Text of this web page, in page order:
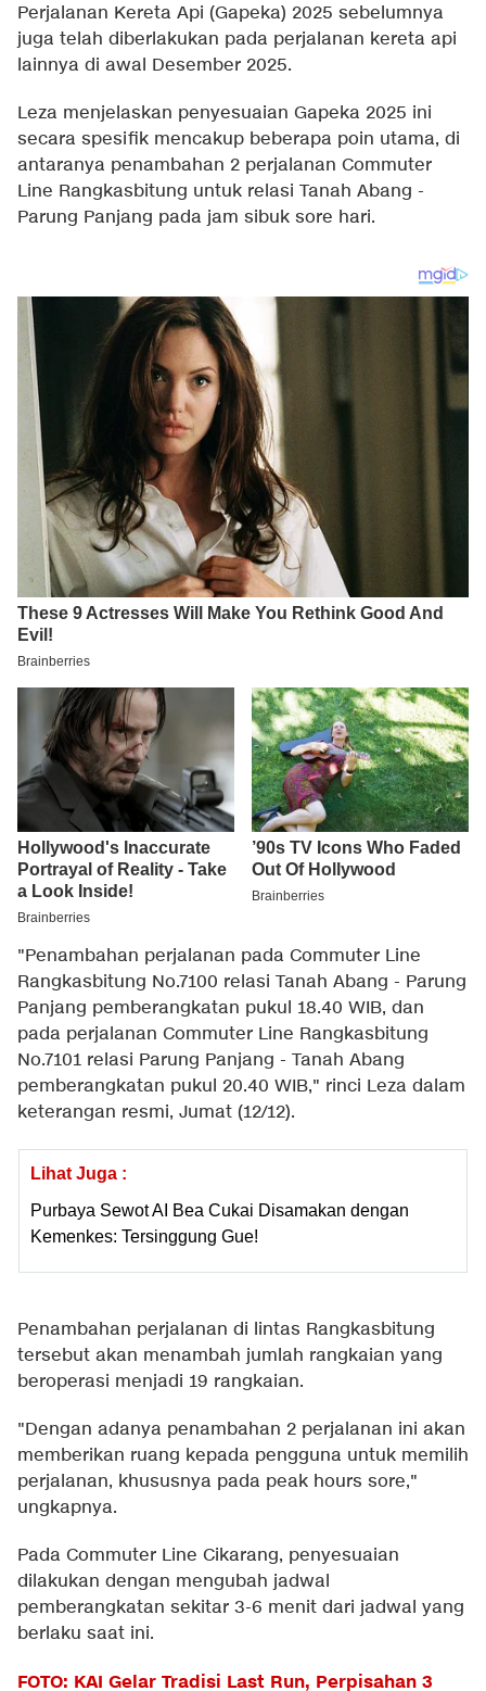
Perjalanan Kereta Api (Gapeka) 2025 sebelumnya
juga telah diberlakukan pada perjalanan kereta api
lainnya di awal Desember 2025.
Leza menjelaskan penyesuaian Gapeka 2025 ini
secara spesifik mencakup beberapa poin utama, di
antaranya penambahan 2 perjalanan Commuter
Line Rangkasbitung untuk relasi Tanah Abang -
Parung Panjang pada jam sibuk sore hari.
"Penambahan perjalanan pada Commuter Line
Rangkasbitung No.7100 relasi Tanah Abang - Parung
Panjang pemberangkatan pukul 18.40 WIB, dan
pada perjalanan Commuter Line Rangkasbitung
No.7101 relasi Parung Panjang - Tanah Abang
pemberangkatan pukul 20.40 WIB," rinci Leza dalam
keterangan resmi, Jumat (12/12).
Lihat Juga :
Purbaya Sewot AI Bea Cukai Disamakan dengan
Kemenkes: Tersinggung Gue!
Penambahan perjalanan di lintas Rangkasbitung
tersebut akan menambah jumlah rangkaian yang
beroperasi menjadi 19 rangkaian.
"Dengan adanya penambahan 2 perjalanan ini akan
memberikan ruang kepada pengguna untuk memilih
perjalanan, khususnya pada peak hours sore,"
ungkapnya.
Pada Commuter Line Cikarang, penyesuaian
dilakukan dengan mengubah jadwal
pemberangkatan sekitar 3-6 menit dari jadwal yang
berlaku saat ini.
FOTO: KAI Gelar Tradisi Last Run, Perpisahan 3